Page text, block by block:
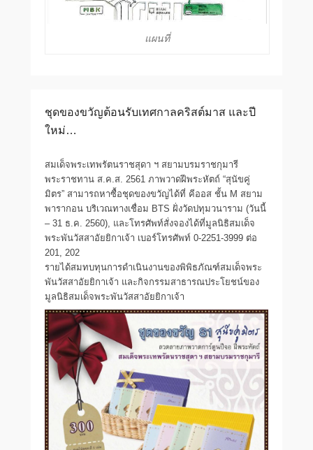
แผนที่
ชุดของขวัญต้อนรับเทศกาลคริสต์มาส และปี
ใหม่…
สมเด็จพระเทพรัตนราชสุดา ฯ สยามบรมราชกุมารี
พระราชทาน ส.ค.ส. 2561 ภาพวาดฝีพระหัตถ์ “สุนัขคู่
มิตร” สามารถหาซื้อชุดของขวัญได้ที่ คีออส ชั้น M สยาม
พารากอน บริเวณทางเชื่อม BTS ฝั่งวัดปทุมวนาราม (วันนี้
– 31 ธ.ค. 2560), และโทรศัพท์สั่งจองได้ที่มูลนิธิสมเด็จ
พระพันวัสสาอัยยิกาเจ้า เบอร์โทรศัพท์ 0-2251-3999 ต่อ
201, 202
รายได้สมทบทุนการดำเนินงานของพิพิธภัณฑ์สมเด็จพระ
พันวัสสาอัยยิกาเจ้า และกิจกรรมสาธารณประโยชน์ของ
มูลนิธิสมเด็จพระพันวัสสาอัยยิกาเจ้า